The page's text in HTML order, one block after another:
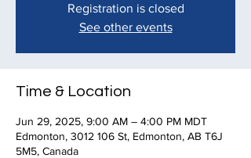
Registration is closed
See other events
Time & Location
Jun 29, 2025, 9:00 AM – 4:00 PM MDT
Edmonton, 3012 106 St, Edmonton, AB T6J
5M5, Canada